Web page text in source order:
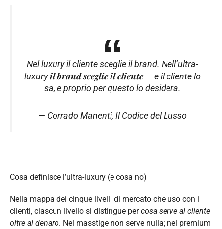
Nel luxury il cliente sceglie il brand. Nell’ultra-
luxuryil brand sceglie il cliente— e il cliente lo
sa, e proprio per questo lo desidera.
— Corrado Manenti, Il Codice del Lusso
Cosa definisce l’ultra-luxury (e cosa no)
Nella mappa dei cinque livelli di mercato che uso con i
clienti, ciascun livello si distingue percosa serve al cliente
oltre al denaro. Nel masstige non serve nulla; nel premium